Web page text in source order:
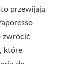
przewijają
zwrócić
które